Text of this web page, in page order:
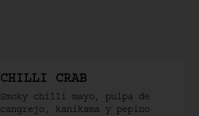
CHILLI CRAB
Smoky chilli mayo, pulpa de
cangrejo, kanikama y pepino